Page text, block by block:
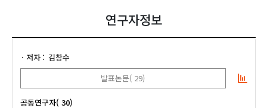
연구자정보
저자
김창수
발표논문( 29)
공동연구자( 30)